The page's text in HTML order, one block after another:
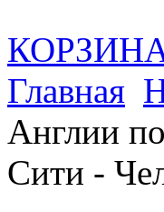
Главная
Англии
Сити -